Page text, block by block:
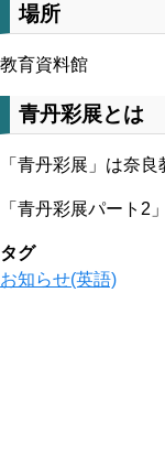
場所
教育資料館
青丹彩展とは
「青丹彩展」は奈
「青丹彩展パート2
タグ
お知らせ(英語)